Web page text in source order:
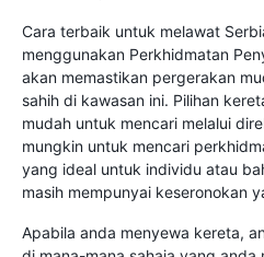
Cara terbaik untuk melawat
menggunakan Perkhidmatan
akan memastikan pergerakan
sahih di kawasan ini. Pilihan
mudah untuk mencari melalui
mungkin untuk mencari
yang ideal untuk individu atau
masih mempunyai keseronokan
Apabila anda menyewa kereta,